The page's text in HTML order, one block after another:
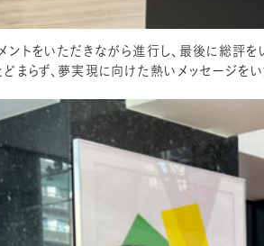
ントをいただきながら進行し、最後に総評を
まらず、夢実現に向けた熱いメッセージを